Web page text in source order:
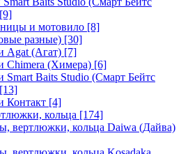
[9]
и мотовило [8]
разные) [30]
Agat (Агат) [7]
Chimera (Химера) [6]
Smart Baits Studio (Смарт Бейтс
[13]
Контакт [4]
кольца [174]
вертлюжки, кольца Daiwa (Дайва)